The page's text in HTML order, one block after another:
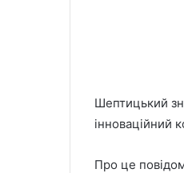
Шептицький
інноваційний
Про це